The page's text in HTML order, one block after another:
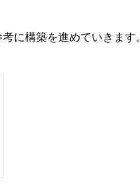
に構築を進めていきます。